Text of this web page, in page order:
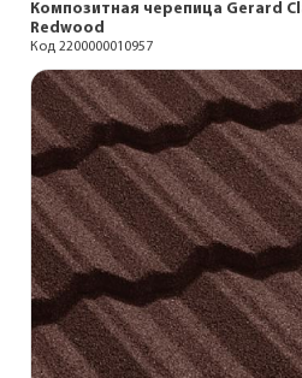
Композитная черепица Gerard
Redwood
Код 2200000010957